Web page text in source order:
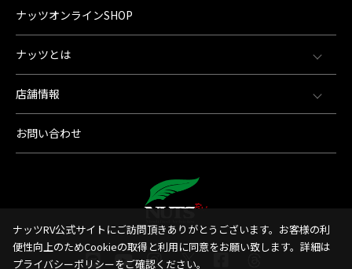
ナッツオンラインSHOP
ナッツとは
店舗情報
お問い合わせ
ナッツRV公式サイトにご訪問頂きありがとうございます。お客様の利
便性向上のためCookieの取得と利用に同意をお願い致します。詳細は
プライバシーポリシーをご確認ください。